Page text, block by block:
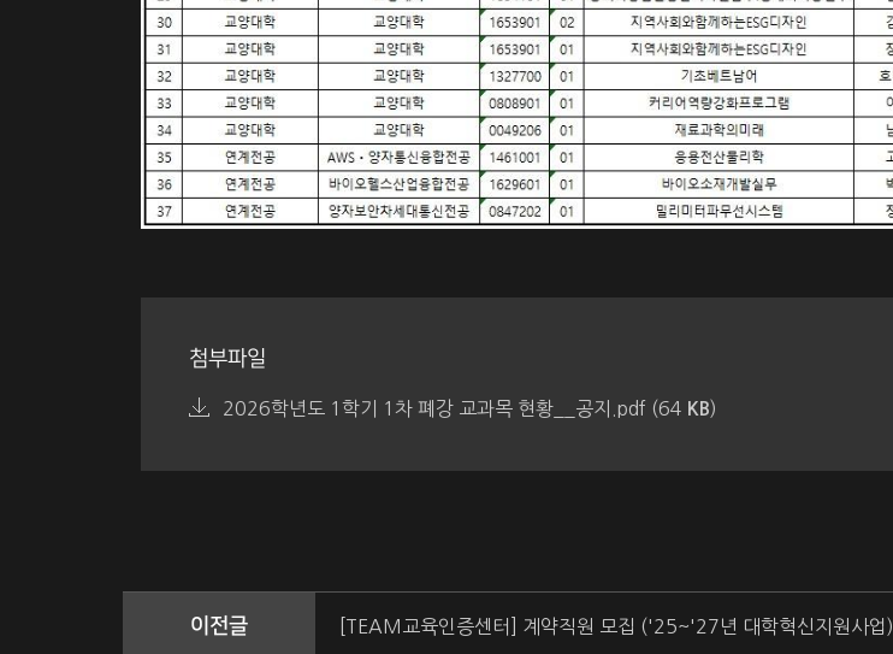
첨부파일
2026학년도 1학기 1차 폐강 교과목 현황__공지.pdf (64 KB)
이전글 [TEAM교육인증센터] 계약직원 모집 ('25~'27년 대학혁신지원사업)